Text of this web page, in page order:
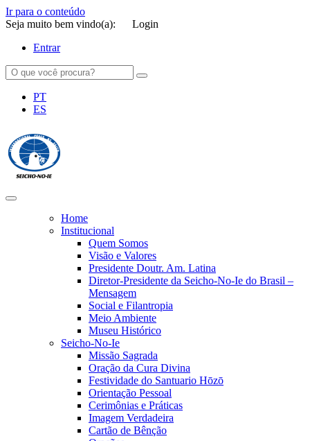
Ir para o conteúdo
Seja muito bem vindo(a):
Login
Entrar
PT
ES
Home
Institucional
Quem Somos
Visão e Valores
Presidente Doutr. Am. Latina
Diretor-Presidente da Seicho-No-Ie do Brasil –
Mensagem
Social e Filantropia
Meio Ambiente
Museu Histórico
Seicho-No-Ie
Missão Sagrada
Oração da Cura Divina
Festividade do Santuario Hōzō
Orientação Pessoal
Cerimônias e Práticas
Imagem Verdadeira
Cartão de Bênção